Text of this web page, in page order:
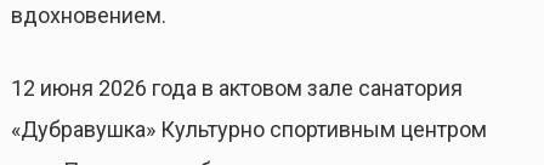
вдохновением.
12 июня 2026 года в актовом зале санатория
«Дубравушка» Культурно спортивным центром